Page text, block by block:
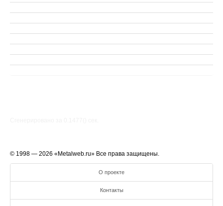
© 1998 — 2026 «Metalweb.ru» Все права защищены.
О проекте
Контакты